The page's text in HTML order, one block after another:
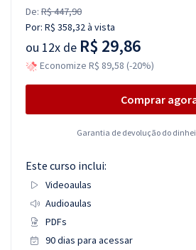
De: R$ 447,90
Por: R$ 358,32à vista
ou 12x de R$ 29,86
Economize R$ 89,58 (-20%)
Comprar
Garantia de devolução do
Este curso inclui:
Videoaulas
Audioaulas
PDFs
90 dias para acessar